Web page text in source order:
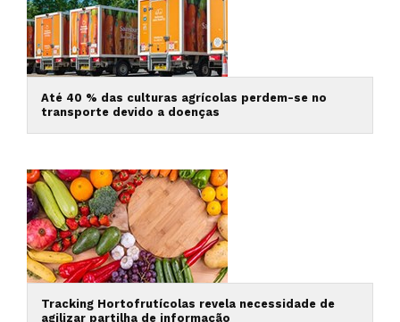
Até 40 % das culturas agrícolas perdem-se no
transporte devido a doenças
Tracking Hortofrutícolas revela necessidade de
agilizar partilha de informação